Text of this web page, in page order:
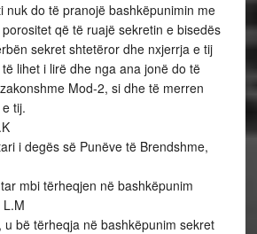
nuk do të pranojë bashkëpunimin me
që të ruajë sekretin e bisedës
sekret shtetëror dhe nxjerrja e tij
lihet i lirë dhe nga ana jonë do të
Mod-2, si dhe të merren
tij.
i degës së Punëve të Brendshme,
mbi tërheqjen në bashkëpunim
u bë tërheqja në bashkëpunim sekret